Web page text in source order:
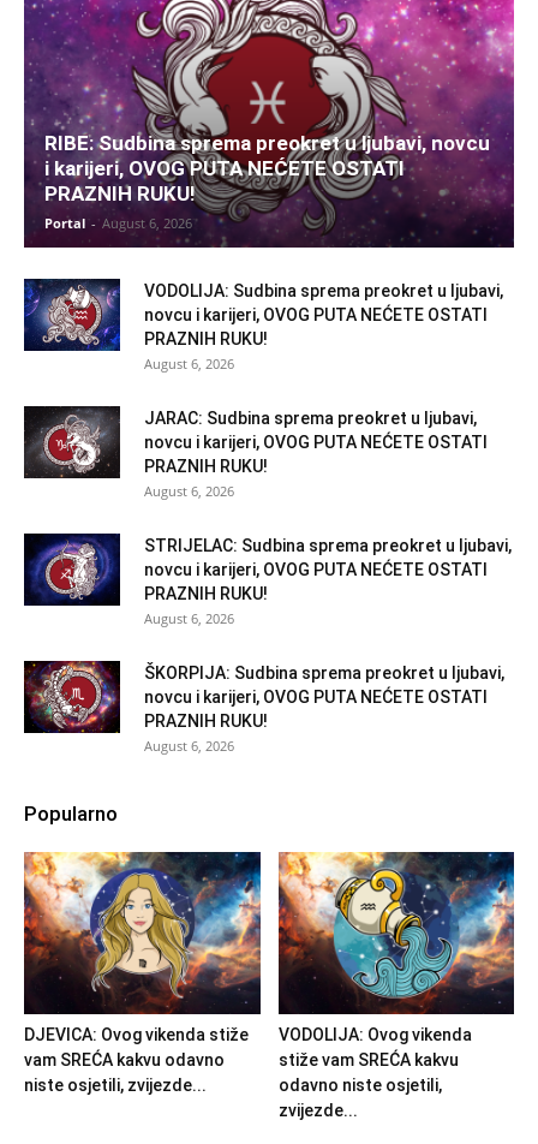
RIBE: Sudbina sprema preokret u ljubavi, novcu
i karijeri, OVOG PUTA NEĆETE OSTATI
PRAZNIH RUKU!
Portal - August 6, 2026
VODOLIJA: Sudbina sprema preokret u ljubavi,
novcu i karijeri, OVOG PUTA NEĆETE OSTATI
PRAZNIH RUKU!
August 6, 2026
JARAC: Sudbina sprema preokret u ljubavi,
novcu i karijeri, OVOG PUTA NEĆETE OSTATI
PRAZNIH RUKU!
August 6, 2026
STRIJELAC: Sudbina sprema preokret u ljubavi,
novcu i karijeri, OVOG PUTA NEĆETE OSTATI
PRAZNIH RUKU!
August 6, 2026
ŠKORPIJA: Sudbina sprema preokret u ljubavi,
novcu i karijeri, OVOG PUTA NEĆETE OSTATI
PRAZNIH RUKU!
August 6, 2026
Popularno
DJEVICA: Ovog vikenda stiže
vam SREĆA kakvu odavno
niste osjetili, zvijezde...
VODOLIJA: Ovog vikenda
stiže vam SREĆA kakvu
odavno niste osjetili,
zvijezde...